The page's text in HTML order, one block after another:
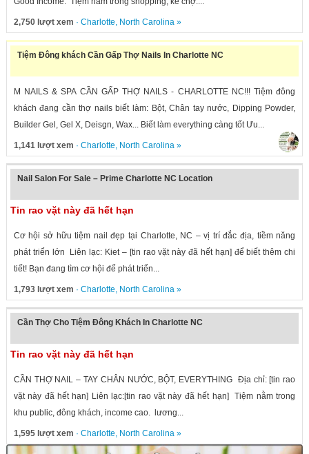
2,750 lượt xem · Charlotte North Carolina »
Tiệm Đông khách Cần Gấp Thợ Nails In Charlotte NC
M NAILS & SPA CẦN GẤP THỢ NAILS - CHARLOTTE NC!!! Tiệm đông
khách đang cần thợ nails biết làm: Bột, Chân tay nước, Dipping Powder,
Builder Gel, Gel X, Deisgn, Wax... Biết làm everything càng tốt Ưu...
1,141 lượt xem · Charlotte North Carolina »
Nail Salon For Sale – Prime Charlotte NC Location
Tin rao vặt này đã hết hạn
Cơ hội sở hữu tiệm nail đẹp tại Charlotte, NC – vị trí đắc địa, tiềm năng
phát triển lớn Liên lạc: Kiet – [tin rao vặt này đã hết hạn] để biết thêm chi
tiết! Bạn đang tìm cơ hội để phát triển...
1,793 lượt xem · Charlotte North Carolina »
Cần Thợ Cho Tiệm Đông Khách In Charlotte NC
Tin rao vặt này đã hết hạn
CẦN THỢ NAIL – TAY CHÂN NƯỚC, BỘT, EVERYTHING Địa chỉ: [tin rao
vặt này đã hết hạn] Liên lạc:[tin rao vặt này đã hết hạn] Tiệm nằm trong
khu public, đông khách, income cao. lương...
1,595 lượt xem · Charlotte North Carolina »